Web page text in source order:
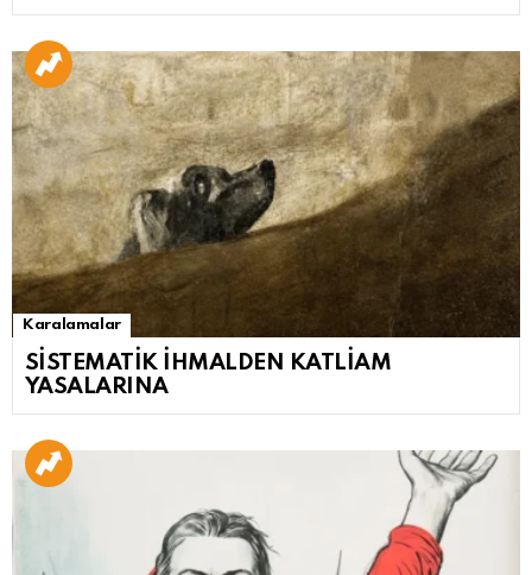
Karalamalar
SİSTEMATİK İHMALDEN KATLİAM
YASALARINA